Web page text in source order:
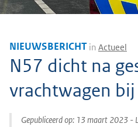
NIEUWSBERICHT in Actueel
N57 dicht na
vrachtwagen
Gepubliceerd op: 13 maart 2023 -